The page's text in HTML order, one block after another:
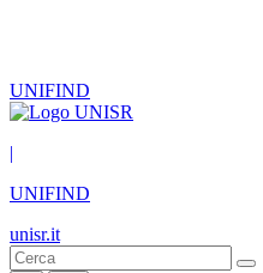
UNIFIND
|
UNIFIND
unisr.it